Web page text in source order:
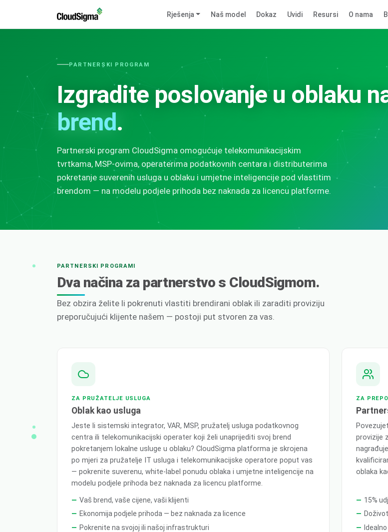
Rješenja Naš model Dokaz Uvidi Resursi O nama
PARTNERSKI PROGRAM
Izgradite poslovanje u oblaku
brend.
Partnerski program CloudSigma omogućuje telekomunikacijskim
tvrtkama, MSP-ovima, operaterima podatkovnih centara i distributerima
pokretanje suverenih usluga u oblaku i umjetne inteligencije pod vlastitim
brendom — na modelu podjele prihoda bez naknada za licencu platforme.
PARTNERSKI PROGRAMI
Dva načina za partnerstvo s CloudSigmom.
Bez obzira želite li pokrenuti vlastiti brendirani oblak ili zaraditi proviziju
preporučujući klijente našem — postoji put stvoren za vas.
ZA PRUŽATELJE USLUGA
Oblak kao usluga
Jeste li sistemski integrator, VAR, MSP, pružatelj usluga podatkovnog
centra ili telekomunikacijski operater koji želi unaprijediti svoj brend
pokretanjem lokalne usluge u oblaku? CloudSigma platforma je skrojena
po mjeri za pružatelje IT usluga i telekomunikacijske operatore poput vas
— pokrenite suverenu, white-label ponudu oblaka i umjetne inteligencije na
modelu podjele prihoda bez naknada za licencu platforme.
Vaš brend, vaše cijene, vaši klijenti
Ekonomija podjele prihoda — bez naknada za licence
Pokrenite na svojoj ili našoj infrastrukturi
ZA
provizije
oblaka
15%